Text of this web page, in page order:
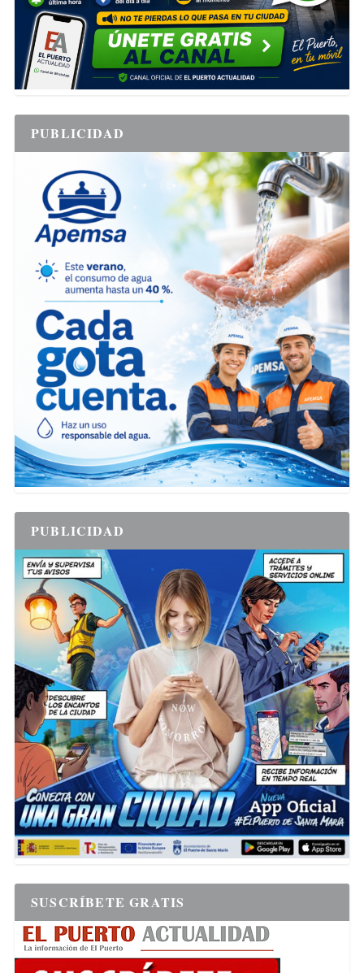
PUBLICIDAD
PUBLICIDAD
SUSCRÍBETE GRATIS